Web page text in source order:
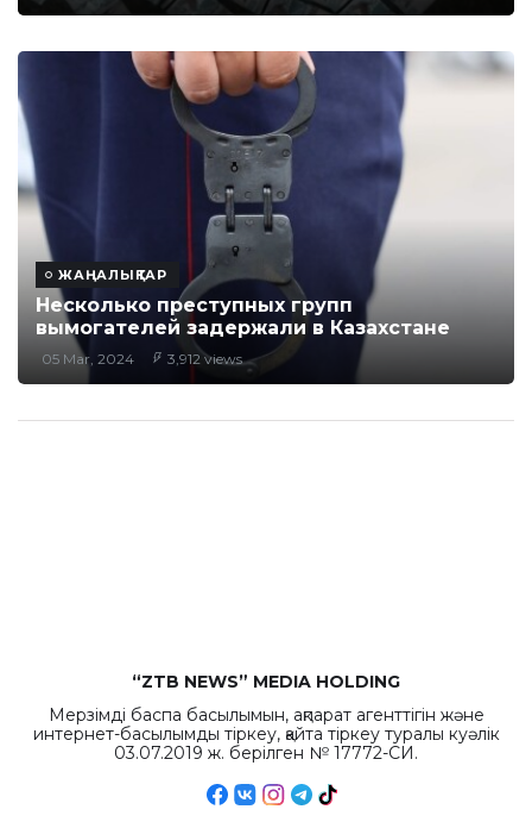
ЖАҢАЛЫҚТАР
Несколько преступных групп
вымогателей задержали в Казахстане
05 Mar, 2024 3,912 views
“ZTB NEWS” MEDIA HOLDING
Мерзімді баспа басылымын, ақпарат агенттігін және
интернет-басылымды тіркеу, қайта тіркеу туралы куәлік
03.07.2019 ж. берілген № 17772-СИ.